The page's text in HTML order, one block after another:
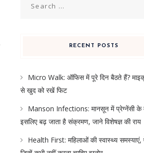
RECENT POSTS
Micro Walk: ऑफिस में पूरे दिन बैठते हैं?
से खुद को रखें फिट
Manson Infections: मानसून में प्रेग्नेंसी के
इसलिए बढ़ जाता है संक्रमण, जाने विशेषज्ञ की राय
Health First: महिलाओं की स्वास्थ्य समस्याएं,